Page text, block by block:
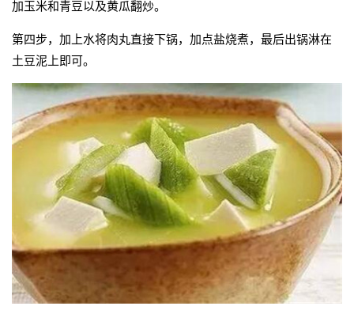
加玉米和青豆以及黄瓜翻炒。
第四步，加上水将肉丸直接下锅，加点盐烧煮，最后出锅淋在
土豆泥上即可。